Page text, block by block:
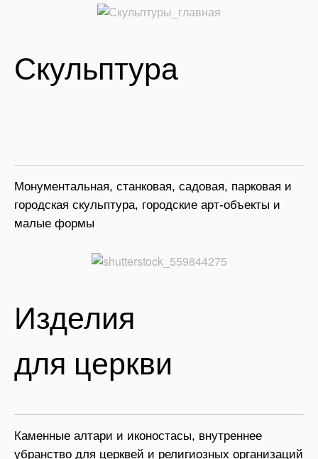
Скульптура
Монументальная, станковая, садовая, парковая и
городская скульптура, городские арт-объекты и
малые формы
Изделия
для церкви
Каменные алтари и иконостасы, внутреннее
убранство для церквей и религиозных организаций